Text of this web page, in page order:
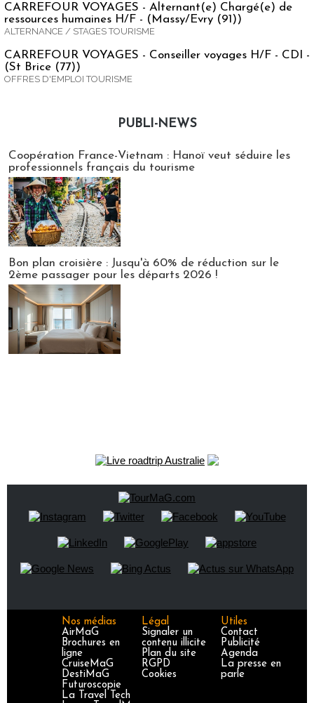
CARREFOUR VOYAGES - Alternant(e) Chargé(e) de
ressources humaines H/F - (Massy/Evry (91))
ALTERNANCE / STAGES TOURISME
CARREFOUR VOYAGES - Conseiller voyages H/F - CDI -
(St Brice (77))
OFFRES D'EMPLOI TOURISME
PUBLI-NEWS
Coopération France-Vietnam : Hanoï veut séduire les
professionnels français du tourisme
Bon plan croisière : Jusqu'à 60% de réduction sur le
2ème passager pour les départs 2026 !
Nos médias
AirMaG
Brochures en
ligne
CruiseMaG
DestiMaG
Futuroscopie
La Travel Tech
Légal
Signaler un
contenu illicite
Plan du site
RGPD
Cookies
Utiles
Contact
Publicité
Agenda
La presse en
parle